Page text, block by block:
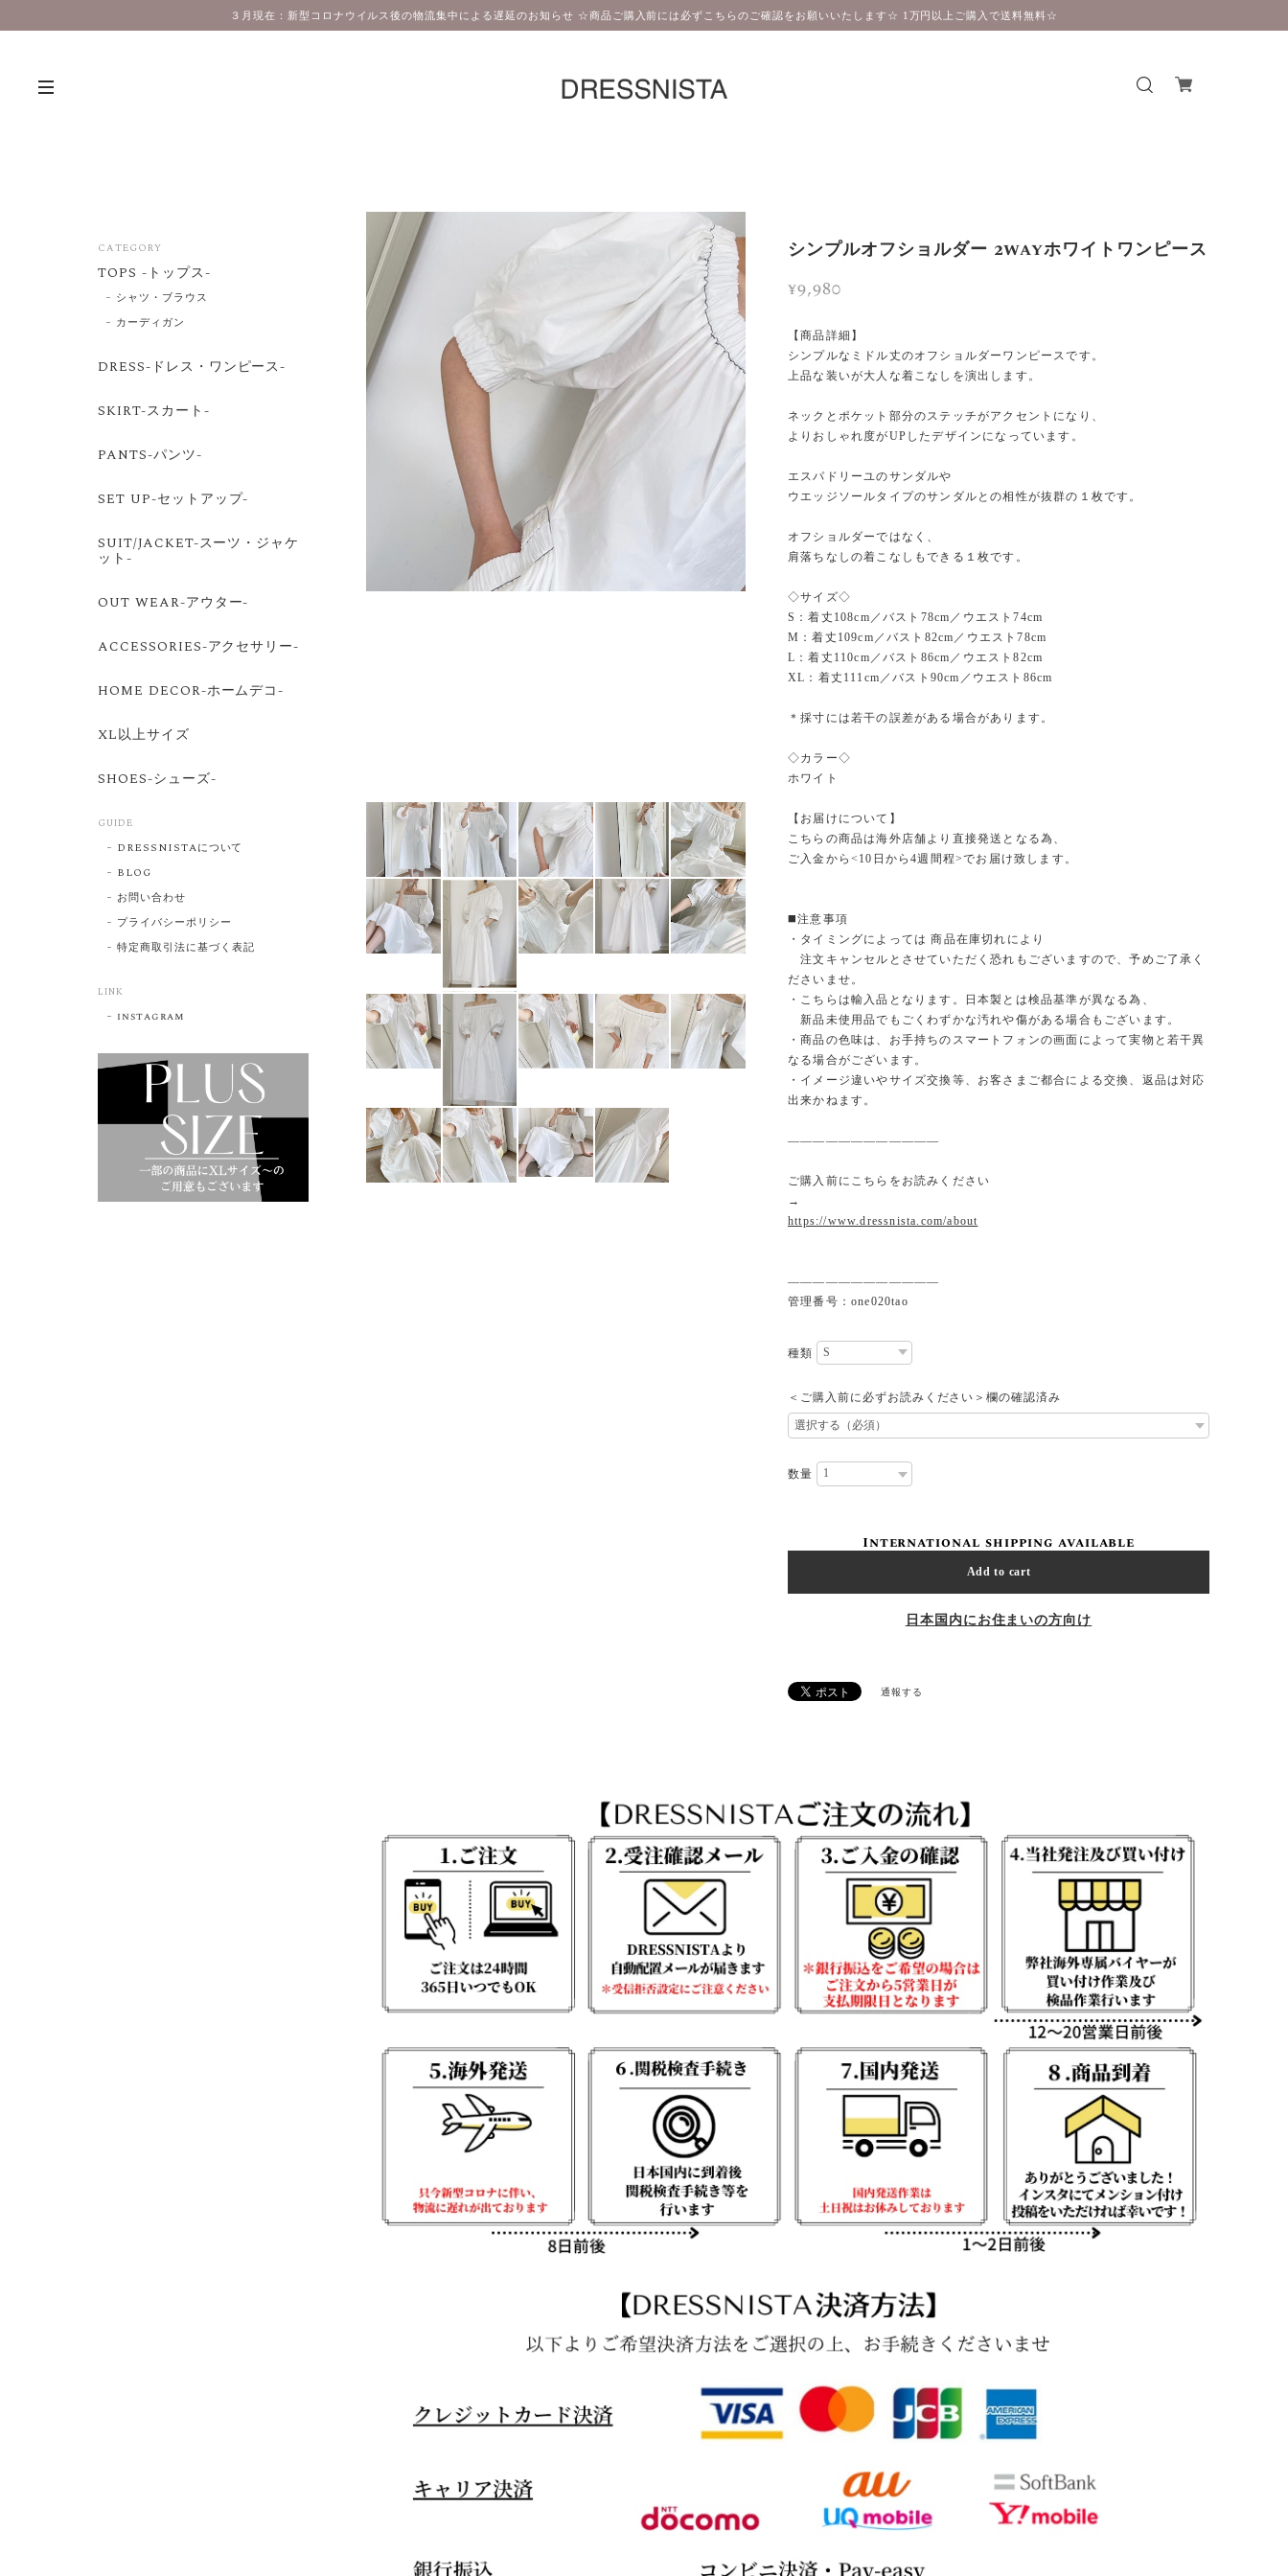
３月現在：新型コロナウイルス後の物流集中による遅延のお知らせ ☆商品ご購入前には必ずこちらのご確認をお願いいたします☆ 1万円以上ご購入で送料無料☆
シンプルオフショルダー 2wayホワイトワンピース
¥9,980
【商品詳細】
シンプルなミドル丈のオフショルダーワンピースです。
上品な装いが大人な着こなしを演出します。
ネックとポケット部分のステッチがアクセントになり、
よりおしゃれ度がUPしたデザインになっています。
エスパドリーユのサンダルや
ウエッジソールタイプのサンダルとの相性が抜群の１枚です。
オフショルダーではなく、
肩落ちなしの着こなしもできる１枚です。
◇サイズ◇
S：着丈108cm／バスト78cm／ウエスト74cm
M：着丈109cm／バスト82cm／ウエスト78cm
L：着丈110cm／バスト86cm／ウエスト82cm
XL：着丈111cm／バスト90cm／ウエスト86cm
＊採寸には若干の誤差がある場合があります。
◇カラー◇
ホワイト
【お届けについて】
こちらの商品は海外店舗より直接発送となる為、
ご入金から<10日から4週間程>でお届け致します。
◼️注意事項
・タイミングによっては 商品在庫切れにより
注文キャンセルとさせていただく恐れもございますので、予めご了承く
ださいませ。
・こちらは輸入品となります。日本製とは検品基準が異なる為、
新品未使用品でもごくわずかな汚れや傷がある場合もございます。
・商品の色味は、お手持ちのスマートフォンの画面によって実物と若干異
なる場合がございます。
・イメージ違いやサイズ交換等、お客さまご都合による交換、返品は対応
出来かねます。
————————————
ご購入前にこちらをお読みください
→
https://www.dressnista.com/about
————————————
管理番号：one020tao
種類
＜ご購入前に必ずお読みください＞欄の確認済み
数量
International shipping available
Add to cart
日本国内にお住まいの方向け
通報する
CATEGORY
TOPS -トップス-
シャツ・ブラウス
カーディガン
DRESS-ドレス・ワンピース-
SKIRT-スカート-
PANTS-パンツ-
SET UP-セットアップ-
SUIT/JACKET-スーツ・ジャケ
ット-
OUT WEAR-アウター-
ACCESSORIES-アクセサリー-
HOME DECOR-ホームデコ-
XL以上サイズ
SHOES-シューズ-
GUIDE
DRESSNISTAについて
BLOG
お問い合わせ
プライバシーポリシー
特定商取引法に基づく表記
LINK
instagram